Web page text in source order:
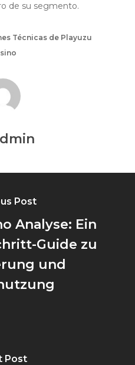
Técnicas de Playuzu
de su segmento.
Post
Analyse: Ein
Guide zu
und
Post